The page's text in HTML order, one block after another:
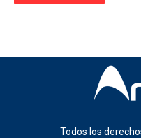
Todos los